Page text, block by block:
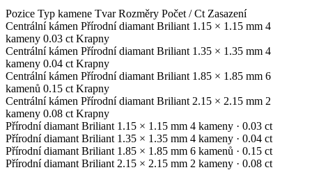
Pozice Typ kamene Tvar Rozměry Počet / Ct Zasazení
Centrální kámen Přírodní diamant Briliant 1.15 × 1.15 mm 4
kameny 0.03 ct Krapny
Centrální kámen Přírodní diamant Briliant 1.35 × 1.35 mm 4
kameny 0.04 ct Krapny
Centrální kámen Přírodní diamant Briliant 1.85 × 1.85 mm 6
kamenů 0.15 ct Krapny
Centrální kámen Přírodní diamant Briliant 2.15 × 2.15 mm 2
kameny 0.08 ct Krapny
Přírodní diamant Briliant 1.15 × 1.15 mm 4 kameny · 0.03 ct
Přírodní diamant Briliant 1.35 × 1.35 mm 4 kameny · 0.04 ct
Přírodní diamant Briliant 1.85 × 1.85 mm 6 kamenů · 0.15 ct
Přírodní diamant Briliant 2.15 × 2.15 mm 2 kameny · 0.08 ct